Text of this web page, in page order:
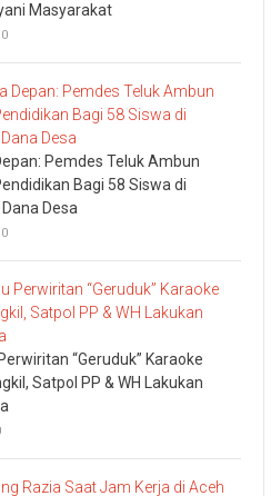
Masyarakat
0
Pemdes Teluk Ambun
Bagi 58 Siswa di
Desa
0
“Geruduk” Karaoke
Satpol PP & WH Lakukan